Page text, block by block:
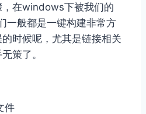
在windows下被我们的
一般都是一键构建非常方
时候呢，尤其是链接相关
策了。
件